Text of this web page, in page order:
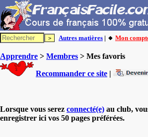
Autres matières | 🔸 Mon
Apprendre > Membres > Mes favoris
Recommander ce site |
Lorsque vous serez connecté(e) au club,
enregistrer ici vos 50 pages préférées.